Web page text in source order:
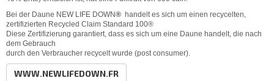
Bei der Daune NEW LIFE DOWN® handelt es sich um einen recycelten,
zertifizierten Recycled Claim Standard 100®
Diese Zertifizierung garantiert, dass es sich um eine Daune handelt, die nach
dem Gebrauch
durch den Verbraucher recycelt wurde (post consumer).
WWW.NEWLIFEDOWN.FR